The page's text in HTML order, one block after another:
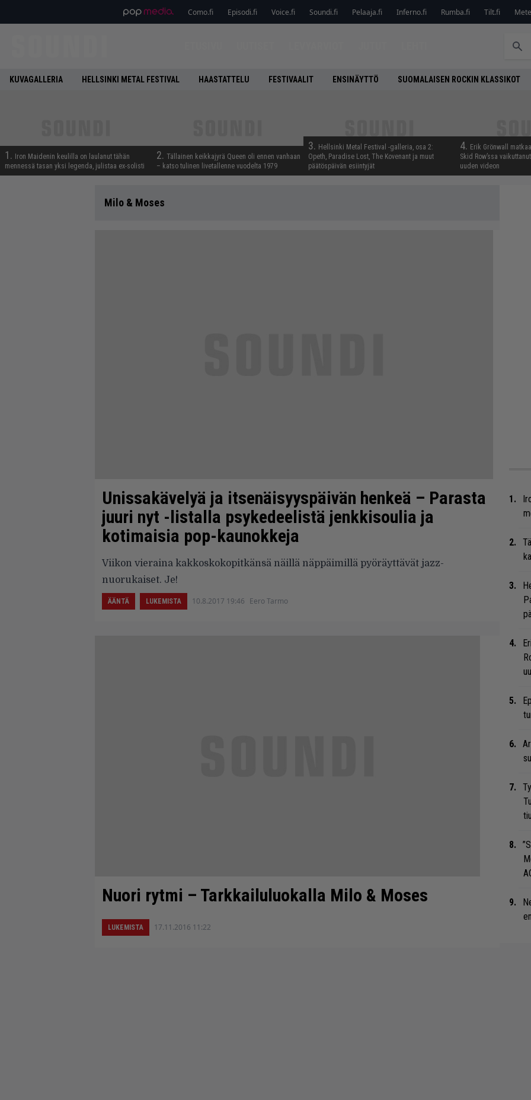
Como.fi Episodi.fi Voice.fi Soundi.fi Pelaaja.fi Inferno.fi Rumba.fi Tilt.fi
KUVAGALLERIA HELLSINKI METAL FESTIVAL HAASTATTELU FESTIVAALIT ENSINÄYTTÖ SUOMALAISEN ROCKIN KLASSIKOT
1.
Iron Maidenin keulilla on laulanut tähän
mennessä tasan yksi legenda, julistaa ex-solisti
2. Tällainen keikkajyrä Queen oli ennen vanhaan
– katso tulinen livetallenne vuodelta 1979
3. Hellsinki Metal Festival -galleria, osa 2:
Opeth, Paradise Lost, The Kovenant ja muut
päätöspäivän esiintyjät
4. Erik Grönwall
Skid Row’ssa
uuden videon
Milo & Moses
Unissakävelyä ja itsenäisyyspäivän henkeä – Parasta
juuri nyt -listalla psykedeelistä jenkkisoulia ja
kotimaisia pop-kaunokkeja
Viikon vieraina kakkoskokopitkänsä näillä näppäimillä pyöräyttävät jazz-
nuorukaiset. Je!
ÄÄNTÄ LUKEMISTA 10.8.2017 19:46 Eero Tarmo
Nuori rytmi – Tarkkailuluokalla Milo & Moses
LUKEMISTA 17.11.2016 11:22